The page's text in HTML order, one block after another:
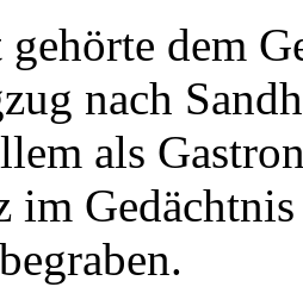
dem
nach
als
im